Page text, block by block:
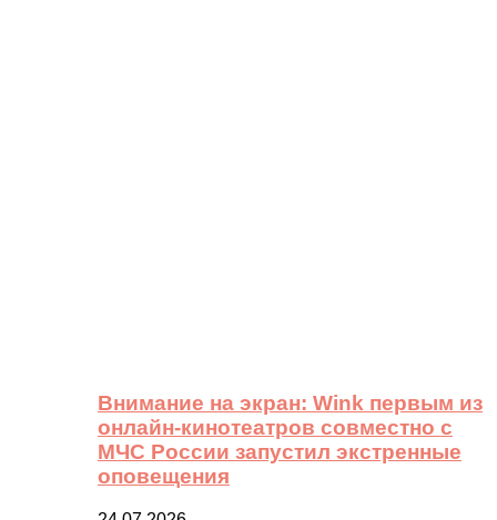
Внимание на экран: Wink первым из
онлайн-кинотеатров совместно с
МЧС России запустил экстренные
оповещения